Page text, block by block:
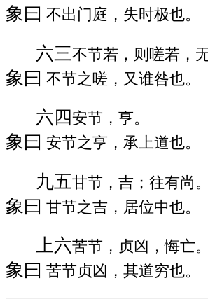
象曰 不出门庭，失时极也。
六三不节若，则嗟若，无
象曰 不节之嗟，又谁咎也。
六四安节，亨。
象曰 安节之亨，承上道也。
九五甘节，吉；往有尚。
象曰 甘节之吉，居位中也。
上六苦节，贞凶，悔亡。
象曰 苦节贞凶，其道穷也。